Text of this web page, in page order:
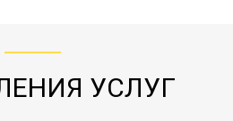
в пункте получателя.
УСЛУГ